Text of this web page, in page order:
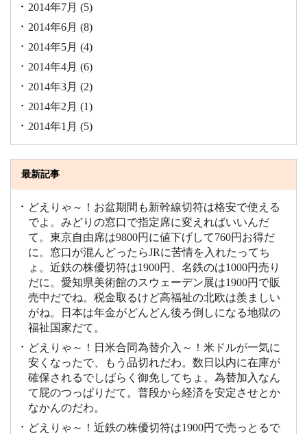
2014年7月 (5)
2014年6月 (8)
2014年5月 (4)
2014年4月 (6)
2014年3月 (2)
2014年2月 (1)
2014年1月 (5)
最新記事
どえりゃ～！お盆期間も新幹線切符は格安で使える
でよ。みどりの窓口で指定席に変えればいいんだ
て。東京自由席は9800円に値下げして760円お得だ
に。窓口が混んどったらJRに苦情を入れたってち
ょ。近鉄の株優切符は1900円、名鉄のは1000円売り
だに。愛知県美術館のスウェーデン展は1900円で販
売中だでね。税金取るけど高福祉の北欧は羨ましい
がね。日本は年金がどんどん後ろ倒しになる地獄の
福祉国家だて。
どえりゃ～！日米合同為替介入～！米ドルが一気に
安くなったで、もう品切れだわ。数日以内に在庫が
確保されるでしばらく御免してちょ。為替加入なん
て屁のつっぱりだて。普段から経済を安定させとか
なかんのだわ。
どえりゃ～！近鉄の株優切符は1900円で売っとるで